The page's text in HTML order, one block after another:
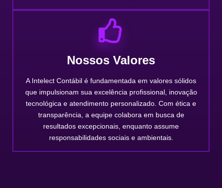
Nossos Valores
A Intelect Contábil é fundamentada em valores sólidos
que impulsionam sua excelência profissional, inovação
tecnológica e atendimento personalizado. Com ética e
transparência, a equipe colabora em busca de
resultados excepcionais, enquanto assume
responsabilidades sociais e ambientais.